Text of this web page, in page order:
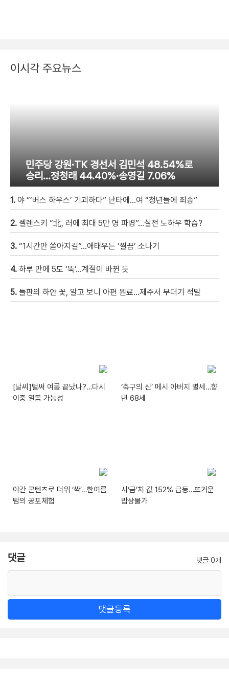
이시각 주요뉴스
민주당 강원·TK 경선서 김민석 48.54%로
승리…정청래 44.40%·송영길 7.06%
1. 야 “‘버스 하우스’ 기괴하다” 난타에…여 “청년들에 죄송”
2. 젤렌스키 “北, 러에 최대 5만 명 파병”…실전 노하우 학습?
3. “1시간만 쏟아지길”…애태우는 ‘찔끔’ 소나기
4. 하루 만에 5도 ‘뚝’…계절이 바뀐 듯
5. 들판의 하얀 꽃, 알고 보니 아편 원료…제주서 무더기 적발
[날씨]벌써 여름 끝났나?…다시
이중 열돔 가능성
‘축구의 신’ 메시 아버지 별세…향
년 68세
야간 콘텐츠로 더위 ‘싹’…한여름
밤의 공포체험
시‘금’치 값 152% 급등…뜨거운
밥상물가
댓글 댓글 0개
댓글등록